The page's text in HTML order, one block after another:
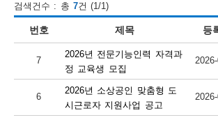
검색건수 : 총 7건 (1/1)
번호 제목 등
7
2026년 전문기능인력 자격과
정 교육생 모집
6
2026년 소상공인 맞춤형 도
시근로자 지원사업 공고
센